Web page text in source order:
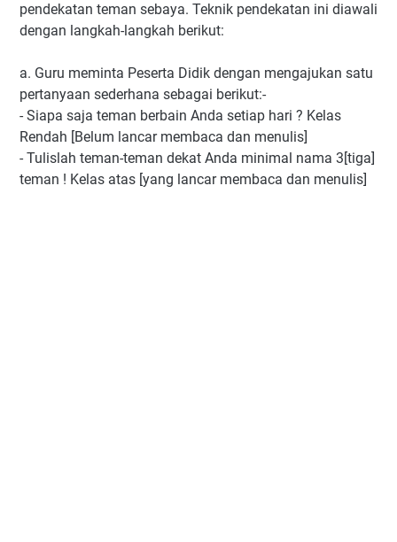
pendekatan teman sebaya. Teknik pendekatan ini diawali
dengan langkah-langkah berikut:
a. Guru meminta Peserta Didik dengan mengajukan satu
pertanyaan sederhana sebagai berikut:-
- Siapa saja teman berbain Anda setiap hari ? Kelas
Rendah [Belum lancar membaca dan menulis]
- Tulislah teman-teman dekat Anda minimal nama 3[tiga]
teman ! Kelas atas [yang lancar membaca dan menulis]